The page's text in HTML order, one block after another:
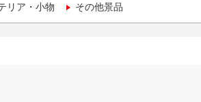
リア・小物 その他景品